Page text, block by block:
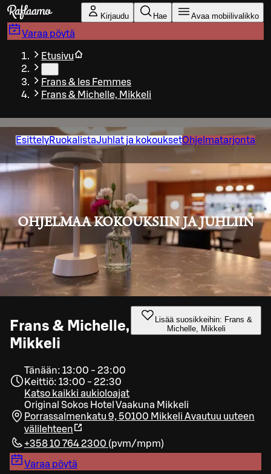
Siirry pääsisältöön
Kirjaudu Hae Avaa mobiilivalikko
Varaa pöytä
Etusivu
Frans & les Femmes
Frans & Michelle, Mikkeli
EsittelyRuokalistaJuhlat ja kokouksetOhjelmatarjonta
OHJELMAA KOKOUKSIIN JA JUHLIIN
Frans & Michelle,
Mikkeli
Lisää suosikkeihin: Frans &
Michelle, Mikkeli
Tänään: 13:00 - 23:00
Keittiö: 13:00 - 22:30
Katso kaikki aukioloajat
Original Sokos Hotel Vaakuna Mikkeli
Porrassalmenkatu 9, 50100 Mikkeli Avautuu uuteen
välilehteen
+358 10 764 2300 (pvm/mpm)
Varaa pöytä